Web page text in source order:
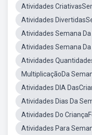
Atividades
Atividades
Atividades Semana
Atividades Semana
Atividades
MultiplicaçãoDa
Atividades DIA
Atividades Dias Da
Atividades Do
Atividades Para